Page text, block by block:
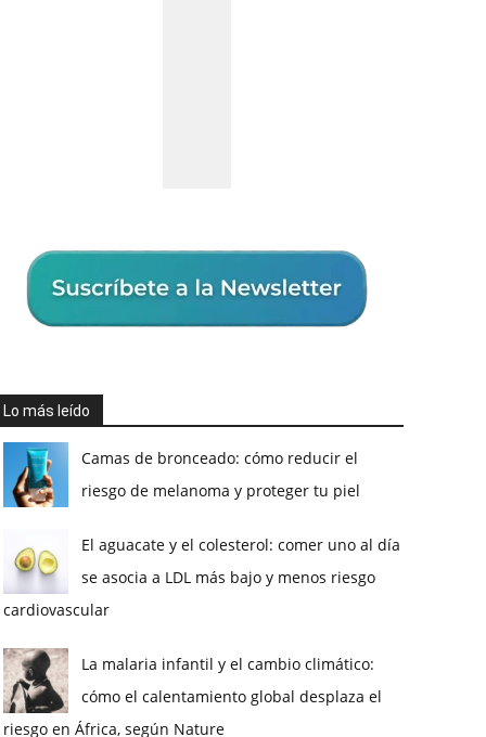
Lo más leído
Camas de bronceado: cómo reducir el
riesgo de melanoma y proteger tu piel
El aguacate y el colesterol: comer uno al día
se asocia a LDL más bajo y menos riesgo
cardiovascular
La malaria infantil y el cambio climático:
cómo el calentamiento global desplaza el
riesgo en África, según Nature